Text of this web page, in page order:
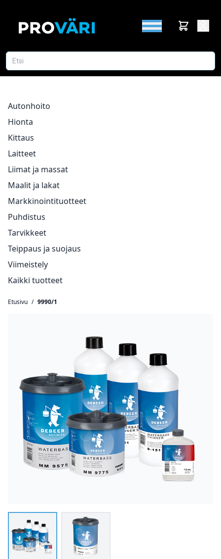
Autonhoito
Hionta
Kittaus
Laitteet
Liimat ja massat
Maalit ja lakat
Markkinointituotteet
Puhdistus
Tarvikkeet
Teippaus ja suojaus
Viimeistely
Kaikki tuotteet
Etusivu / 9990/1